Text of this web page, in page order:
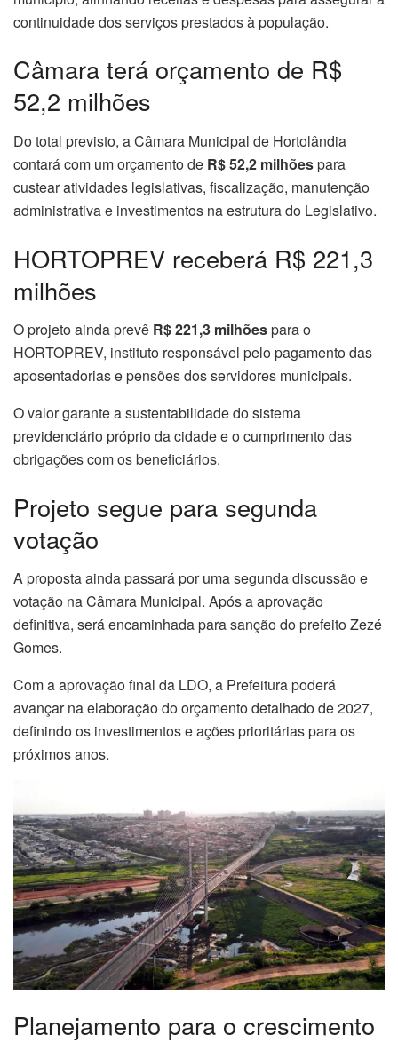
continuidade dos serviços prestados à população.
Câmara terá orçamento de R$
52,2 milhões
Do total previsto, a Câmara Municipal de Hortolândia
contará com um orçamento de R$ 52,2 milhõespara
custear atividades legislativas, fiscalização, manutenção
administrativa e investimentos na estrutura do Legislativo.
HORTOPREV receberá R$ 221,3
milhões
O projeto ainda prevê R$ 221,3 milhõespara o
HORTOPREV, instituto responsável pelo pagamento das
aposentadorias e pensões dos servidores municipais.
O valor garante a sustentabilidade do sistema
previdenciário próprio da cidade e o cumprimento das
obrigações com os beneficiários.
Projeto segue para segunda
votação
A proposta ainda passará por uma segunda discussão e
votação na Câmara Municipal. Após a aprovação
definitiva, será encaminhada para sanção do prefeito Zezé
Gomes.
Com a aprovação final da LDO, a Prefeitura poderá
avançar na elaboração do orçamento detalhado de 2027,
definindo os investimentos e ações prioritárias para os
próximos anos.
Planejamento para o crescimento